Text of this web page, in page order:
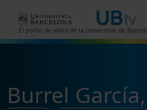
El portal de vídeo de la Universitat de
Burrel